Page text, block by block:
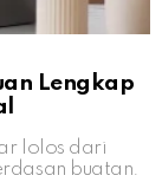
Lengkap
lolos dari
buatan.